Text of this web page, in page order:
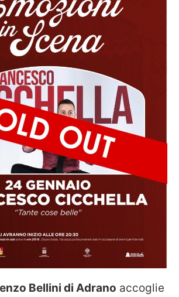
Bellini di Adrano accoglie